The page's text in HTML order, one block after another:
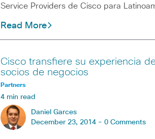
Service Providers de Cisco para
Read More
Cisco transfiere su experiencia
socios de negocios
Partners
4 min read
Daniel Garces
December 23, 2014 - 0 Comments